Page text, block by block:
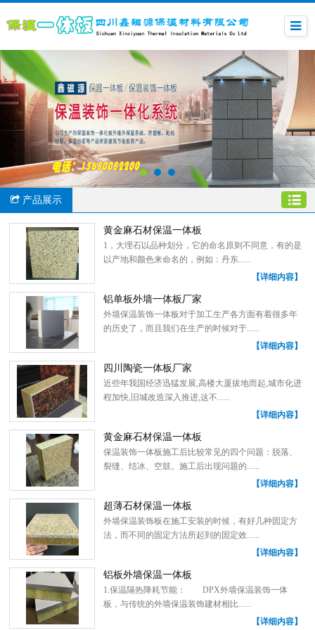
产品展示
黄金麻石材保温一体板
1，大理石以品种划分，它的命名原则不同意，有的是
以产地和颜色来命名的，例如：丹东......
【详细内容】
铝单板外墙一体板厂家
外墙保温装饰一体板对于加工生产各方面有着很多年
的历史了，而且我们在生产的时候对于......
【详细内容】
四川陶瓷一体板厂家
近些年我国经济迅猛发展,高楼大厦拔地而起,城市化进
程加快,旧城改造深入推进,这不......
【详细内容】
黄金麻石材保温一体板
保温装饰一体板施工后比较常见的四个问题：脱落、
裂缝、结冰、空鼓。施工后出现问题的......
【详细内容】
超薄石材保温一体板
外墙保温装饰板在施工安装的时候，有好几种固定方
法，而不同的固定方法所起到的固定效......
【详细内容】
铝板外墙保温一体板
1.保温隔热降耗节能： DPX外墙保温装饰一体
板，与传统的外墙保温装饰建材相比......
【详细内容】